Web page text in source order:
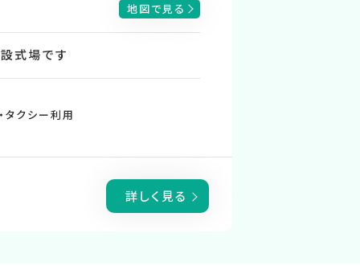
地図で見る
式場です
タクシー利用
詳しく見る